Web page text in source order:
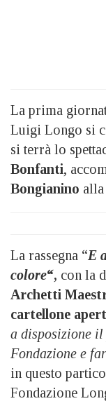
La prima
Luigi Longo si
si terrà lo
Bonfanti,
Bongianino
La rassegna “E
colore“, con la
Archetti
cartellone
a disposizione
Fondazione e
in questo
Fondazione